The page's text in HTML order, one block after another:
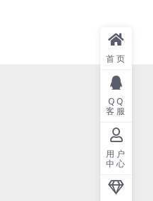
首页
QQ
客服
用户
中心